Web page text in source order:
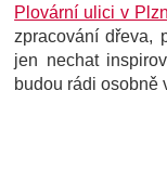
Plovární ulici v
zpracování dřeva,
jen nechat
budou rádi osobně